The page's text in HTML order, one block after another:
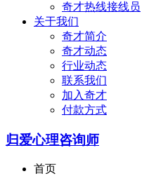
奇才热线接线员
关于我们
奇才简介
奇才动态
行业动态
联系我们
加入奇才
付款方式
归爱心理咨询师
首页